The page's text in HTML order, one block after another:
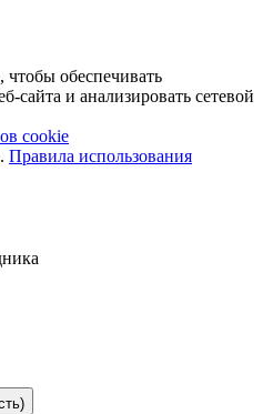
обеспечивать
сайта и анализировать сетевой
cookie
Правила использования